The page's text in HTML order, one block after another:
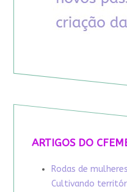
ARTIGOS DO
Rodas de
Cultivando